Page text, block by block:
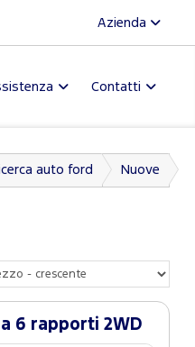
Azienda
Contatti
auto ford Nuove
6 rapporti 2WD